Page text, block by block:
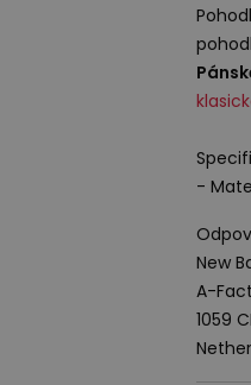
-
New
A-
1059